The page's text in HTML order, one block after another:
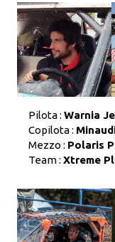
Pilota : Warnia
Copilota :
Mezzo : Polaris
Team : Xtreme